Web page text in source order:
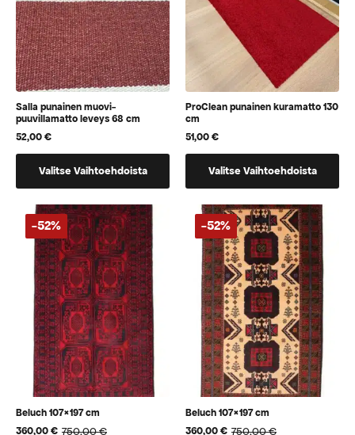
Salla punainen muovi-
puuvillamatto leveys 68 cm
52,00€
Valitse Vaihtoehdoista
vaihtoehtoja,
jotka
voidaan
valita
tuotteen
sivulla
ProClean punainen kuramatto 130
cm
51,00€
Valitse Vaihtoehdoista
vaihtoehtoja,
jotka
voidaan
valita
tuotteen
sivulla
-52%
Beluch 107×197 cm
750,00€
360,00€
-52%
Beluch 107×197 cm
750,00€
360,00€